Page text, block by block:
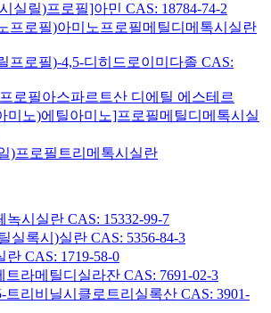
실릴)프로필]아민 CAS: 18784-74-2
프로필)아미노프로필메틸디메톡시실란
프로필)-4,5-디히드로이미다졸 CAS:
로필아스파르트산 디에틸 에스테르
미노)에틸아미노]프로필메틸디메톡시실
)프로필트리메톡시실란
시실란 CAS: 15332-99-7
실록시)실란 CAS: 5356-84-3
CAS: 1719-58-0
트라메틸디실라잔 CAS: 7691-02-3
트리비닐시클로트리실록산 CAS: 3901-